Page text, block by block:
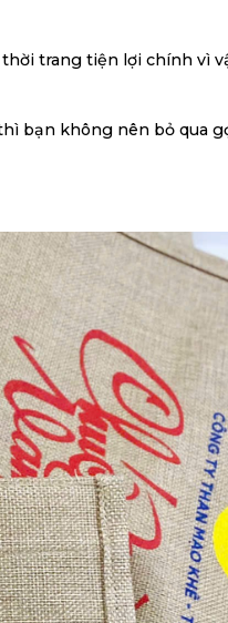
trang tiện lợi chính vì
bạn không nên bỏ qua